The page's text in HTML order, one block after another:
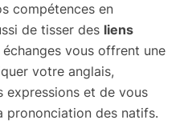
compétences en
de tisser des liens
vous offrent une
votre anglais,
expressions et de vous
prononciation des natifs.